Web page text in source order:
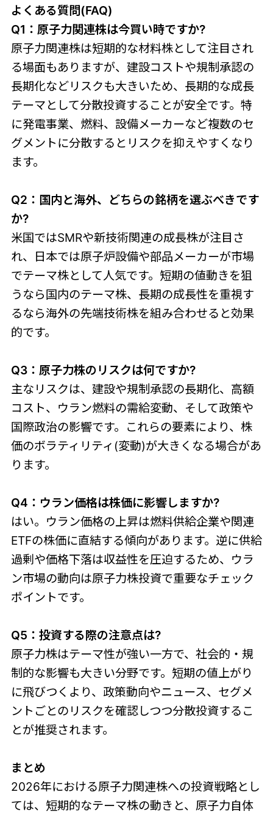
よくある質問(FAQ)
Q1：原子力関連株は今買い時ですか?
原子力関連株は短期的な材料株として注目され
る場面もありますが、建設コストや規制承認の
長期化などリスクも大きいため、長期的な成長
テーマとして分散投資することが安全です。特
に発電事業、燃料、設備メーカーなど複数のセ
グメントに分散するとリスクを抑えやすくなり
ます。
Q2：国内と海外、どちらの銘柄を選ぶべきです
か?
米国ではSMRや新技術関連の成長株が注目さ
れ、日本では原子炉設備や部品メーカーが市場
でテーマ株として人気です。短期の値動きを狙
うなら国内のテーマ株、長期の成長性を重視す
るなら海外の先端技術株を組み合わせると効果
的です。
Q3：原子力株のリスクは何ですか?
主なリスクは、建設や規制承認の長期化、高額
コスト、ウラン燃料の需給変動、そして政策や
国際政治の影響です。これらの要素により、株
価のボラティリティ(変動)が大きくなる場合があ
ります。
Q4：ウラン価格は株価に影響しますか?
はい。ウラン価格の上昇は燃料供給企業や関連
ETFの株価に直結する傾向があります。逆に供給
過剰や価格下落は収益性を圧迫するため、ウラ
ン市場の動向は原子力株投資で重要なチェック
ポイントです。
Q5：投資する際の注意点は?
原子力株はテーマ性が強い一方で、社会的・規
制的な影響も大きい分野です。短期の値上がり
に飛びつくより、政策動向やニュース、セグメ
ントごとのリスクを確認しつつ分散投資するこ
とが推奨されます。
まとめ
2026年における原子力関連株への投資戦略とし
ては、短期的なテーマ株の動きと、原子力自体